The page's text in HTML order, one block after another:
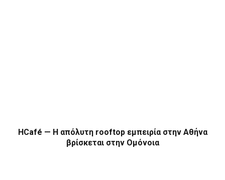
HCafé — Η απόλυτη rooftop εμπειρία στην Αθήνα
βρίσκεται στην Ομόνοια